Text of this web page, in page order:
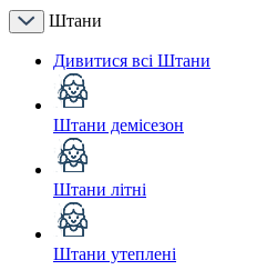
Штани
Дивитися всі Штани
Штани демісезон
Штани літні
Штани утеплені